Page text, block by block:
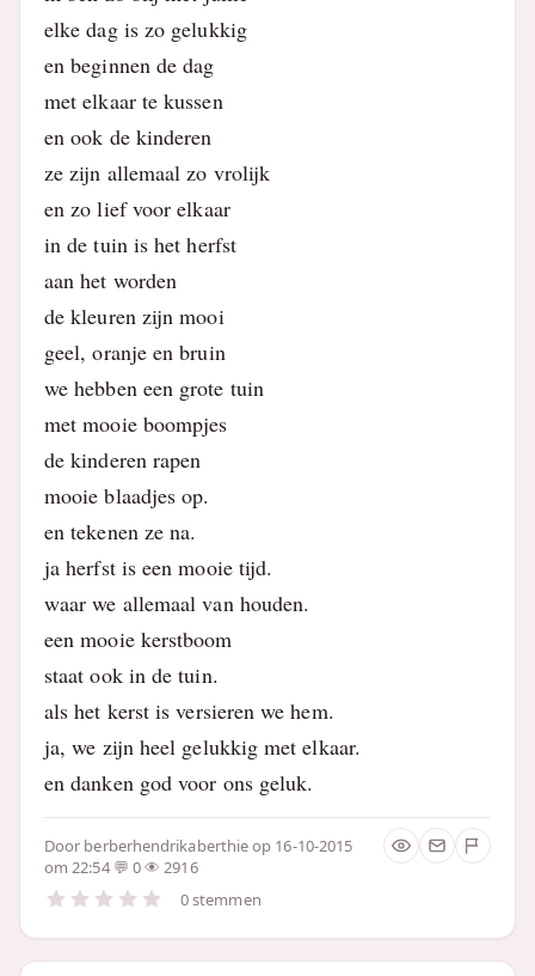
elke dag is zo gelukkig
en beginnen de dag
met elkaar te kussen
en ook de kinderen
ze zijn allemaal zo vrolijk
en zo lief voor elkaar
in de tuin is het herfst
aan het worden
de kleuren zijn mooi
geel, oranje en bruin
we hebben een grote tuin
met mooie boompjes
de kinderen rapen
mooie blaadjes op.
en tekenen ze na.
ja herfst is een mooie tijd.
waar we allemaal van houden.
een mooie kerstboom
staat ook in de tuin.
als het kerst is versieren we hem.
ja, we zijn heel gelukkig met elkaar.
en danken god voor ons geluk.
Door berberhendrikaberthieop 16-10-2015
om 22:54
0
2916
0 stemmen